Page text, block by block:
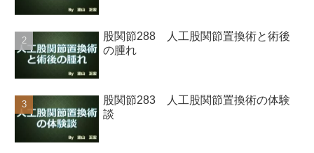
股関節288 人工股関節置換術と術後
の腫れ
股関節283 人工股関節置換術の体験
談